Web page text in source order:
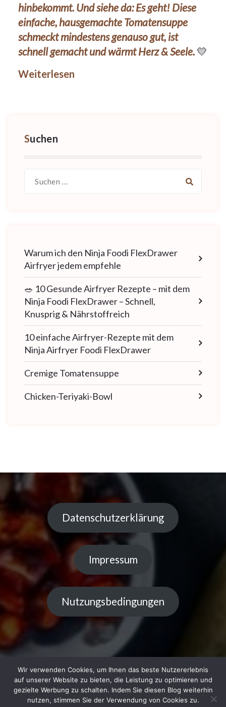
hinbekommt. Und siehe da: Es geht! Diese
einfache, hausgemachte Tomatensuppe
schmeckt mindestens genauso gut, ist
schnell gemacht und wärmt Herz & Seele. 💛
Weiterlesen
Suchen
nach:
Warum ich den Ninja Foodi FlexDrawer
Airfryer jedem empfehle
🥗 10 Gesunde Airfryer Rezepte – mit dem
Ninja Foodi FlexDrawer – Schnell,
Knusprig & Nährstoffreich
10 einfache Airfryer-Rezepte mit dem
Ninja Airfryer Foodi FlexDrawer
Cremige Tomatensuppe
Chicken-Teriyaki-Bowl
Datenschutzerklärung
Impressum
Nutzungsbedingungen
Copyright © 2023 Küchentipps | Powered by LiGe
Wir verwenden Cookies, um Ihnen das beste Nutzererlebnis
auf unserer Website zu bieten, die Leistung zu optimieren und
gezielte Werbung zu schalten. Indem Sie diesen Blog weiterhin
nutzen, stimmen Sie der Verwendung von Cookies zu.